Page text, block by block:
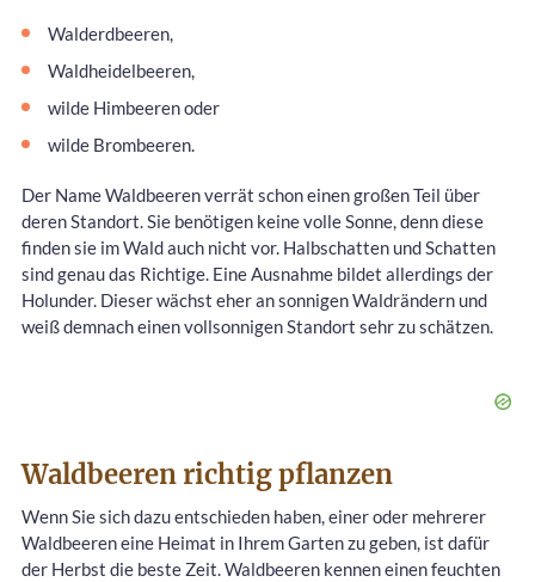
Walderdbeeren,
Waldheidelbeeren,
wilde Himbeeren oder
wilde Brombeeren.
Der Name Waldbeeren verrät schon einen großen Teil über
deren Standort. Sie benötigen keine volle Sonne, denn diese
finden sie im Wald auch nicht vor. Halbschatten und Schatten
sind genau das Richtige. Eine Ausnahme bildet allerdings der
Holunder. Dieser wächst eher an sonnigen Waldrändern und
weiß demnach einen vollsonnigen Standort sehr zu schätzen.
Waldbeeren richtig pflanzen
Wenn Sie sich dazu entschieden haben, einer oder mehrerer
Waldbeeren eine Heimat in Ihrem Garten zu geben, ist dafür
der Herbst die beste Zeit. Waldbeeren kennen einen feuchten